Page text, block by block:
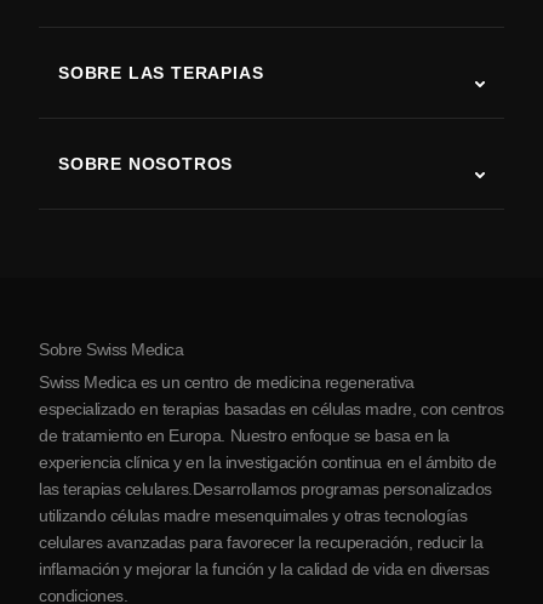
Enfermedad de Parkinson
Artritis
SOBRE LAS TERAPIAS
SOBRE NOSOTROS
Sobre Serbia
Colaboraciones
Sobre Swiss Medica
Swiss Medica es un centro de medicina regenerativa
especializado en terapias basadas en células madre, con centros
de tratamiento en Europa. Nuestro enfoque se basa en la
experiencia clínica y en la investigación continua en el ámbito de
las terapias celulares.Desarrollamos programas personalizados
utilizando células madre mesenquimales y otras tecnologías
celulares avanzadas para favorecer la recuperación, reducir la
inflamación y mejorar la función y la calidad de vida en diversas
condiciones.